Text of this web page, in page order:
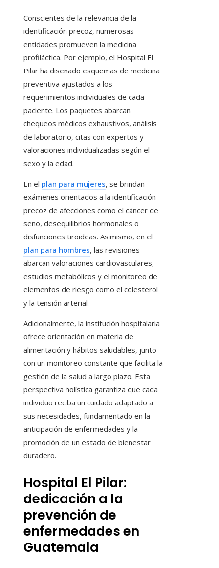
Conscientes de la relevancia de la
identificación precoz, numerosas
entidades promueven la medicina
profiláctica. Por ejemplo, el Hospital El
Pilar ha diseñado esquemas de medicina
preventiva ajustados a los
requerimientos individuales de cada
paciente. Los paquetes abarcan
chequeos médicos exhaustivos, análisis
de laboratorio, citas con expertos y
valoraciones individualizadas según el
sexo y la edad.
En el plan para mujeres, se brindan
exámenes orientados a la identificación
precoz de afecciones como el cáncer de
seno, desequilibrios hormonales o
disfunciones tiroideas. Asimismo, en el
plan para hombres, las revisiones
abarcan valoraciones cardiovasculares,
estudios metabólicos y el monitoreo de
elementos de riesgo como el colesterol
y la tensión arterial.
Adicionalmente, la institución hospitalaria
ofrece orientación en materia de
alimentación y hábitos saludables, junto
con un monitoreo constante que facilita la
gestión de la salud a largo plazo. Esta
perspectiva holística garantiza que cada
individuo reciba un cuidado adaptado a
sus necesidades, fundamentado en la
anticipación de enfermedades y la
promoción de un estado de bienestar
duradero.
Hospital El Pilar:
dedicación a la
prevención de
enfermedades en
Guatemala